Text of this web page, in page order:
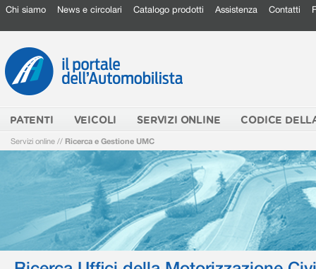
Chi siamo News e circolari Catalogo prodotti Assistenza Contatti
PATENTI VEICOLI SERVIZI ONLINE CODICE
Servizi online // Ricerca e Gestione UMC